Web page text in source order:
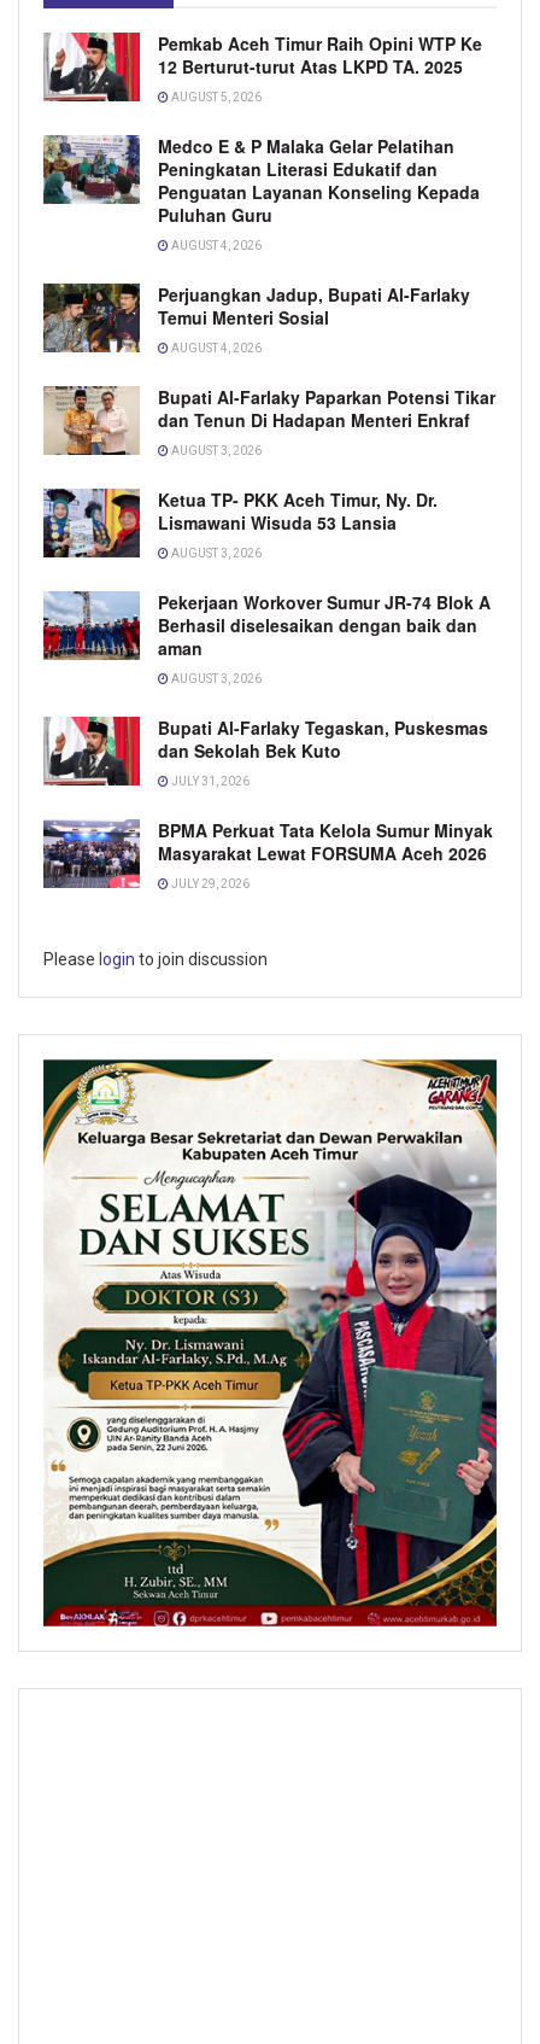
Pemkab Aceh Timur Raih Opini WTP Ke
12 Berturut-turut Atas LKPD TA. 2025
AUGUST 5, 2026
Medco E & P Malaka Gelar Pelatihan
Peningkatan Literasi Edukatif dan
Penguatan Layanan Konseling Kepada
Puluhan Guru
AUGUST 4, 2026
Perjuangkan Jadup, Bupati Al-Farlaky
Temui Menteri Sosial
AUGUST 4, 2026
Bupati Al-Farlaky Paparkan Potensi Tikar
dan Tenun Di Hadapan Menteri Enkraf
AUGUST 3, 2026
Ketua TP- PKK Aceh Timur, Ny. Dr.
Lismawani Wisuda 53 Lansia
AUGUST 3, 2026
Pekerjaan Workover Sumur JR-74 Blok A
Berhasil diselesaikan dengan baik dan
aman
AUGUST 3, 2026
Bupati Al-Farlaky Tegaskan, Puskesmas
dan Sekolah Bek Kuto
JULY 31, 2026
BPMA Perkuat Tata Kelola Sumur Minyak
Masyarakat Lewat FORSUMA Aceh 2026
JULY 29, 2026
Please login to join discussion